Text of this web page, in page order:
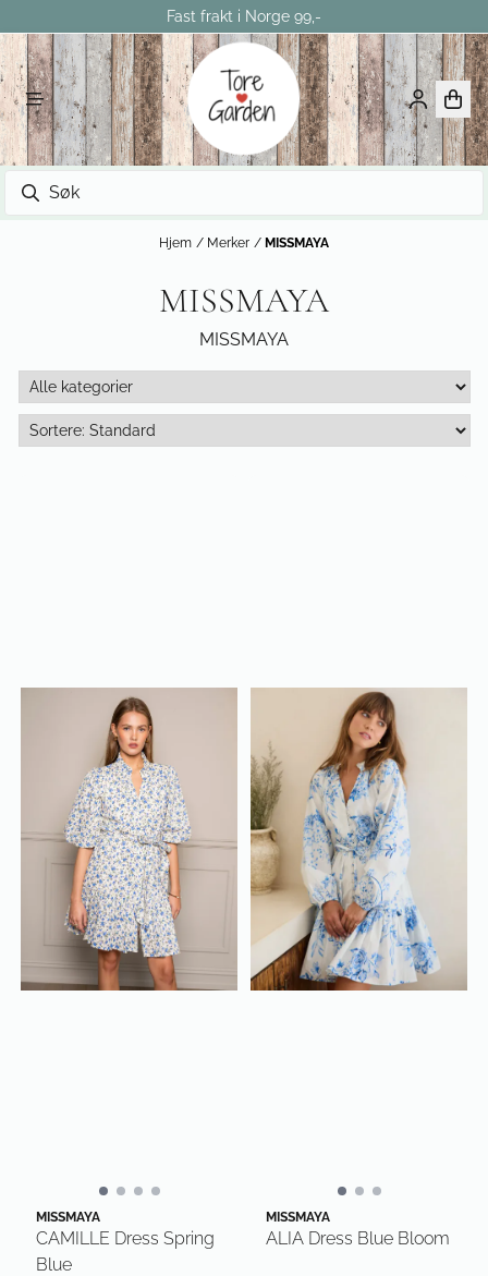
Fast frakt i Norge 99,-
Hjem / Merker / MISSMAYA
MISSMAYA
MISSMAYA
MISSMAYA
CAMILLE Dress Spring
Blue
MISSMAYA
ALIA Dress Blue Bloom